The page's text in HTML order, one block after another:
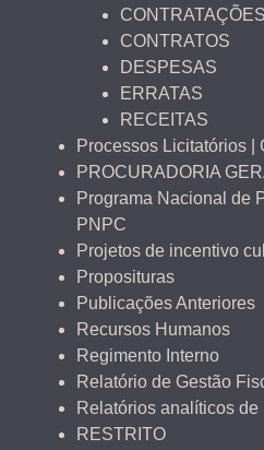
CONTRATOS
DESPESAS
ERRATAS
RECEITAS
Processos Licitatórios |
PROCURADORIA
Programa Nacional de
PNPC
Projetos de incentivo
Proposituras
Publicações Anteriores
Recursos Humanos
Regimento Interno
Relatório de Gestão
Relatórios analíticos de
RESTRITO